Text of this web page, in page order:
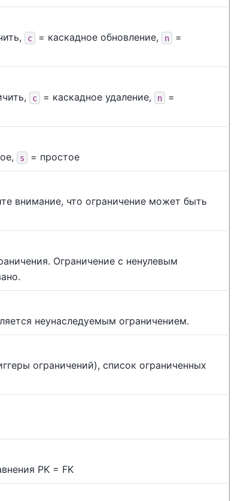
c = каскадное обновление, n
=
c = каскадное удаление, n
=
s = простое
внимание, что ограничение может быть
Ограничение с ненулевым
неунаследуемым ограничением.
ограничений), список ограниченных
PK = FK